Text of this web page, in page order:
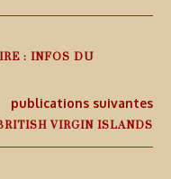
: INFOS DU
publications suivantes
VIRGIN ISLANDS